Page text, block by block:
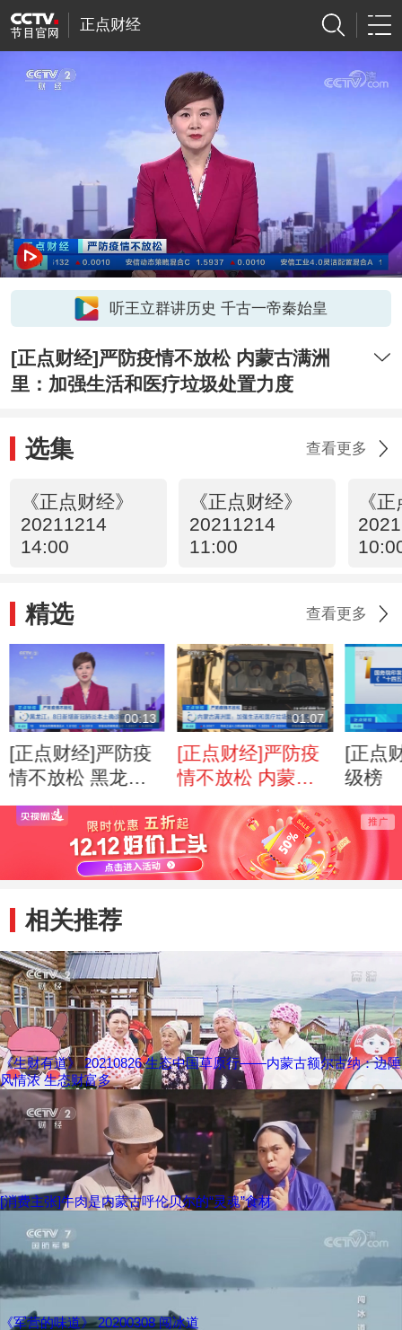
正点财经
听王立群讲历史 千古一帝秦始皇
[正点财经]严防疫情不放松 内蒙古满洲
里：加强生活和医疗垃圾处置力度
选集 查看更多
《正点财经》
20211214
14:00
《正点财经》
20211214
11:00
《
精选 查看更多
00:13
[正点财经]严防疫
情不放松 黑龙
江：8日新增新冠
肺炎本土确诊病例
01:07
[正点财经]严防疫
情不放松 内蒙古
满洲里：加强生活
和医疗垃圾处置力
度
[正点
级榜
相关推荐
《生财有道》 20210826 生态中国草原行——内蒙古额尔古纳：边陲
风情浓 生态财富多
[消费主张]牛肉是内蒙古呼伦贝尔的“灵魂”食材
《军营的味道》 20200308 闯冰道